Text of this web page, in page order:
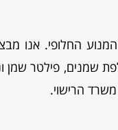
החלופי. אנו
שמנים, פילטר שמן
הרישוי.